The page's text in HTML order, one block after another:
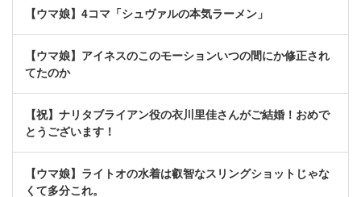
【ウマ娘】4コマ「シュヴァルの本気ラーメン」
【ウマ娘】アイネスのこのモーションいつの間にか修正され
てたのか
【祝】ナリタブライアン役の衣川里佳さんがご結婚！おめで
とうございます！
【ウマ娘】ライトオの水着は叡智なスリングショットじゃな
くて多分これ。